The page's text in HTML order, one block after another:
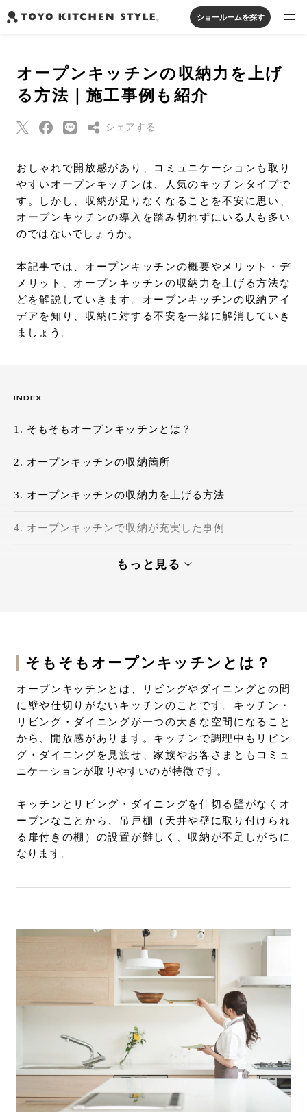
オープンキッチン
アイランドキッチン
ペニンシュラキッチン
壁付けキッチン
セパレートキッチン
並列型キッチン
システムキッチン
家具・照明・タイル
バス・洗面
実例から探す
ジャーナルを読む
オンラインストア
お知らせ
カタログを見る
よくあるご質問
お問い合わせ
ショールームを探す
オープンキッチンの収納力を上げ
る方法｜施工事例も紹介
シェアする
Threads
Pinterest
はてなブックマー
ク
URLをコピー
おしゃれで開放感があり、コミュニケーションも取り
やすいオープンキッチンは、人気のキッチンタイプで
す。しかし、収納が足りなくなることを不安に思い、
オープンキッチンの導入を踏み切れずにいる人も多い
のではないでしょうか。
本記事では、オープンキッチンの概要やメリット・デ
メリット、オープンキッチンの収納力を上げる方法な
どを解説していきます。オープンキッチンの収納アイ
デアを知り、収納に対する不安を一緒に解消していき
ましょう。
INDEX
そもそもオープンキッチンとは？
オープンキッチンの収納箇所
オープンキッチンの収納力を上げる方法
オープンキッチンで収納が充実した事例
オープンキッチンのメリット・デメリットをおさ
もっと見る
そもそもオープンキッチンとは？
オープンキッチンとは、リビングやダイニングとの間
に壁や仕切りがないキッチンのことです。キッチン・
リビング・ダイニングが一つの大きな空間になること
から、開放感があります。キッチンで調理中もリビン
グ・ダイニングを見渡せ、家族やお客さまともコミュ
ニケーションが取りやすいのが特徴です。
キッチンとリビング・ダイニングを仕切る壁がなくオ
ープンなことから、吊戸棚（天井や壁に取り付けられ
る扉付きの棚）の設置が難しく、収納が不足しがちに
なります。